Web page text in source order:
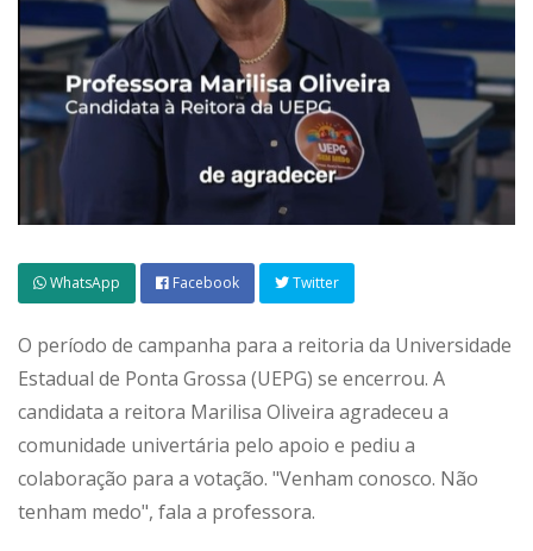
WhatsApp Facebook Twitter
O período de campanha para a reitoria da Universidade
Estadual de Ponta Grossa (UEPG) se encerrou. A
candidata a reitora Marilisa Oliveira agradeceu a
comunidade univertária pelo apoio e pediu a
colaboração para a votação. "Venham conosco. Não
tenham medo", fala a professora.